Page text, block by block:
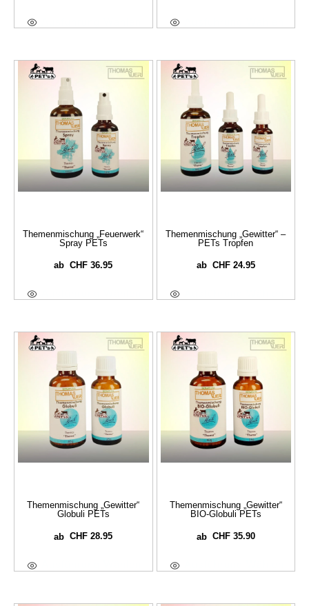
Themenmischung „Feuerwerk“
Spray PETs
abCHF 36.95
Themenmischung „Gewitter“ –
PETs Tropfen
ab CHF24.95
Themenmischung „Gewitter“
Globuli PETs
abCHF 28.95
Themenmischung „Gewitter“
BIO-Globuli PETs
ab CHF35.90